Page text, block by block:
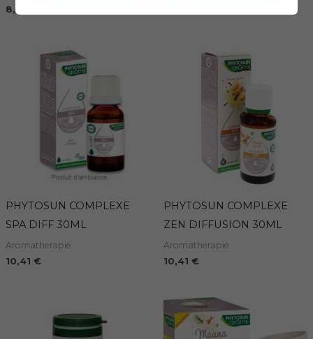
8,46
PHYTOSUN COMPLEXE
SPA DIFF 30ML
Aromatherapie
10,41 €
PHYTOSUN COMPLEXE
ZEN DIFFUSION 30ML
Aromatherapie
10,41 €